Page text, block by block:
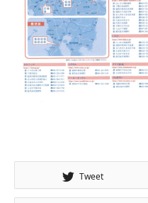
Tweet